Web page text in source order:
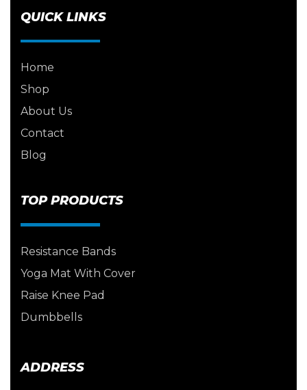
QUICK LINKS
Home
Shop
About Us
Contact
Blog
TOP PRODUCTS
Resistance Bands
Yoga Mat With Cover
Raise Knee Pad
Dumbbells
ADDRESS